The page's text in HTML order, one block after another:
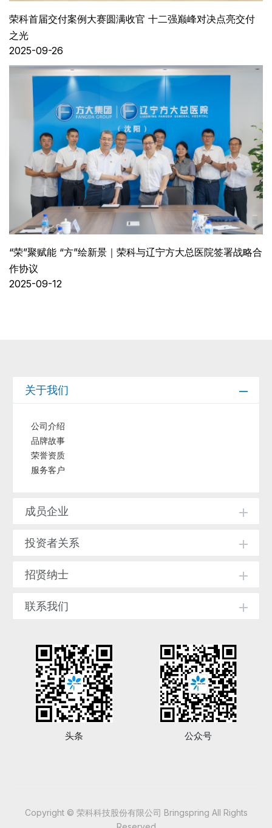
荣科首届交付案例大赛圆满收官 十二强巅峰对决点亮交付
之光
2025-09-26
“荣”聚赋能 “方”绘新景｜荣科与辽宁方大总医院签署战略合
作协议
2025-09-12
关于我们
公司介绍
品牌故事
荣誉资质
服务客户
成员企业
投资者关系
招贤纳士
联系我们
头条 公众号
Copyright © 荣科科技股份有限公司 Bringspring All Rights